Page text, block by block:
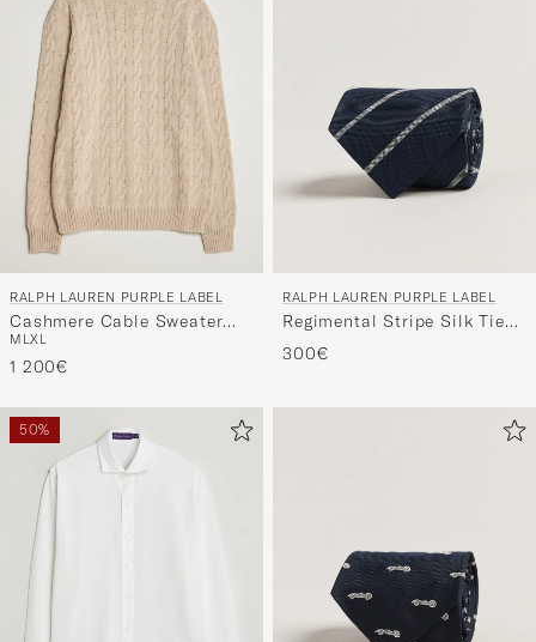
RALPH LAUREN PURPLE LABEL
Cashmere Cable Sweater
Beige Melange
M LXL
1 200€
RALPH LAUREN PURPLE LABEL
Regimental Stripe Silk Tie
Navy/Silver
300€
50%